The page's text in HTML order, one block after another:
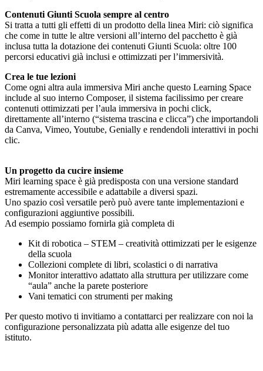
Contenuti Giunti Scuola sempre al centro
Si tratta a tutti gli effetti di un prodotto della linea Miri: ciò significa
che come in tutte le altre versioni all’interno del pacchetto è già
inclusa tutta la dotazione dei contenuti Giunti Scuola: oltre 100
percorsi educativi già inclusi e ottimizzati per l’immersività.
Crea le tue lezioni
Come ogni altra aula immersiva Miri anche questo Learning Space
include al suo interno Composer, il sistema facilissimo per creare
contenuti ottimizzati per l’aula immersiva in pochi click,
direttamente all’interno (“sistema trascina e clicca”) che importandoli
da Canva, Vimeo, Youtube, Genially e rendendoli interattivi in pochi
clic.
Un progetto da cucire insieme
Miri learning space è già predisposta con una versione standard
estremamente accessibile e adattabile a diversi spazi.
Uno spazio così versatile però può avere tante implementazioni e
configurazioni aggiuntive possibili.
Ad esempio possiamo fornirla già completa di
Kit di robotica – STEM – creatività ottimizzati per le esigenze
della scuola
Collezioni complete di libri, scolastici o di narrativa
Monitor interattivo adattato alla struttura per utilizzare come
“aula” anche la parete posteriore
Vani tematici con strumenti per making
Per questo motivo ti invitiamo a contattarci per realizzare con noi la
configurazione personalizzata più adatta alle esigenze del tuo
istituto.